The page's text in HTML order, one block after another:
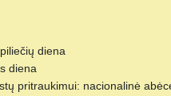
diena
diena
pritraukimui: nacionalinė